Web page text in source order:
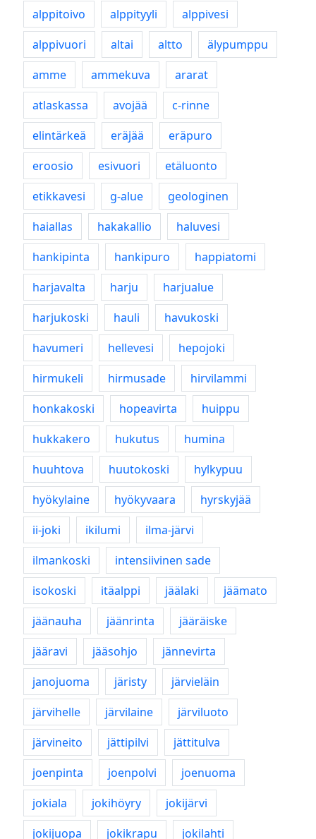
alppitoivo
alppityyli
alppivesi
alppivuori
altai altto
älypumppu
amme
ammekuva
ararat
atlaskassa
avojää
c-rinne
elintärkeä
eräjää
eräpuro
eroosio
esivuori
etäluonto
etikkavesi
g-alue
geologinen
haiallas
hakakallio
haluvesi
hankipinta
hankipuro
happiatomi
harjavalta
harju
harjualue
harjukoski
hauli
havukoski
havumeri
hellevesi
hepojoki
hirmukeli
hirmusade
hirvilammi
honkakoski
hopeavirta
huippu
hukkakero
hukutus
humina
huuhtova
huutokoski
hylkypuu
hyökylaine
hyökyvaara
hyrskyjää
ii-joki
ikilumi
ilma-järvi
ilmankoski
intensiivinen sade
isokoski
itäalppi jäälaki
jäämato
jäänauha
jäänrinta
jääräiske
jääravi
jääsohjo
jännevirta
janojuoma
järisty
järvieläin
järvihelle
järvilaine
järviluoto
järvineito
jättipilvi
jättitulva
joenpinta
joenpolvi
joenuoma
jokiala
jokihöyry
jokijärvi
jokijuopa
jokikrapu jokilahti